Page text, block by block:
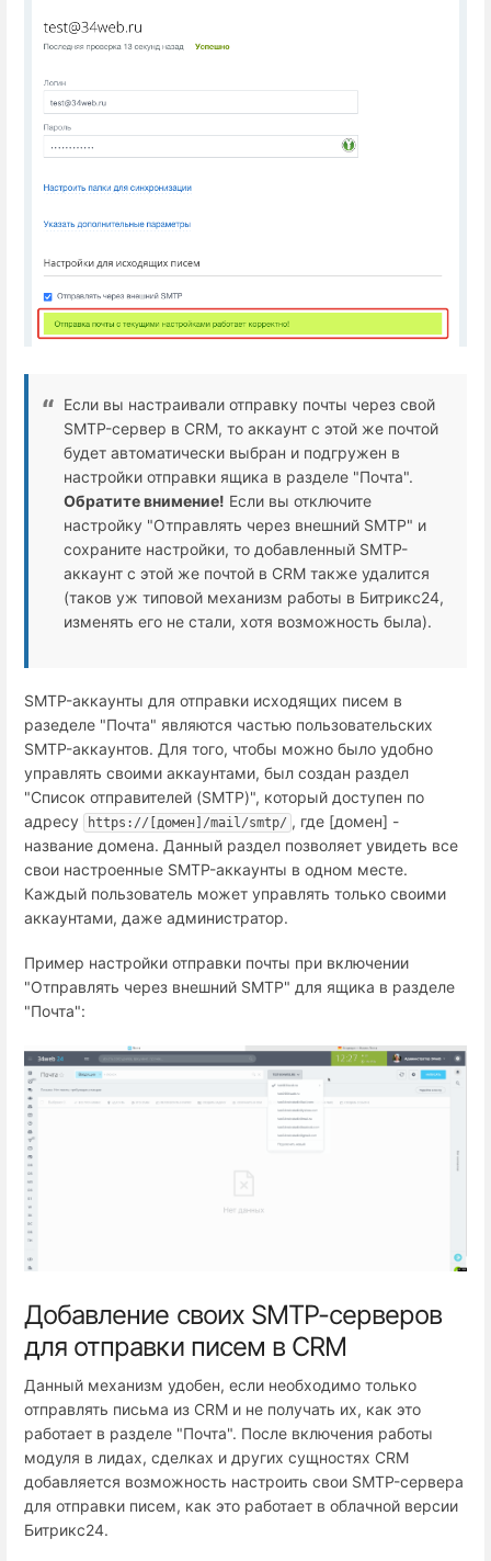
Если вы настраивали отправку почты через свой
SMTP-сервер в CRM, то аккаунт с этой же почтой
будет автоматически выбран и подгружен в
настройки отправки ящика в разделе "Почта".
Обратите внимение! Если вы отключите
настройку "Отправлять через внешний SMTP" и
сохраните настройки, то добавленный SMTP-
аккаунт с этой же почтой в CRM также удалится
(таков уж типовой механизм работы в Битрикс24,
изменять его не стали, хотя возможность была).
SMTP-аккаунты для отправки исходящих писем в
разеделе "Почта" являются частью пользовательских
SMTP-аккаунтов. Для того, чтобы можно было удобно
управлять своими аккаунтами, был создан раздел
"Список отправителей (SMTP)", который доступен по
адресу
https://[домен]/mail/smtp/ , где [домен] -
название домена. Данный раздел позволяет увидеть все
свои настроенные SMTP-аккаунты в одном месте.
Каждый пользователь может управлять только своими
аккаунтами, даже администратор.
Пример настройки отправки почты при включении
"Отправлять через внешний SMTP" для ящика в разделе
"Почта":
Добавление своих SMTP-серверов
для отправки писем в CRM
Данный механизм удобен, если необходимо только
отправлять письма из CRM и не получать их, как это
работает в разделе "Почта". После включения работы
модуля в лидах, сделках и других сущностях CRM
добавляется возможность настроить свои SMTP-сервера
для отправки писем, как это работает в облачной версии
Битрикс24.